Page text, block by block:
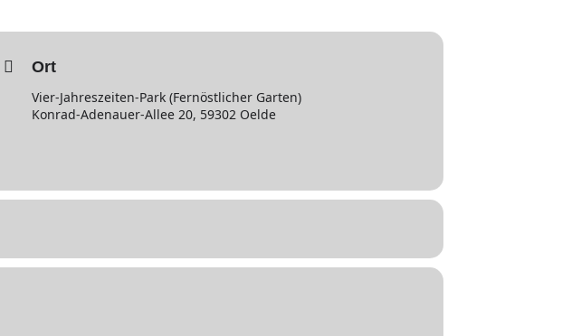
Ort
Vier-Jahreszeiten-Park (Fernöstlicher Garten)
Konrad-Adenauer-Allee 20, 59302 Oelde